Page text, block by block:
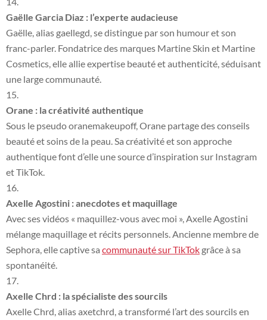
Gaëlle Garcia Diaz : l’experte audacieuse
Gaëlle, alias gaellegd, se distingue par son humour et son
franc-parler. Fondatrice des marques Martine Skin et Martine
Cosmetics, elle allie expertise beauté et authenticité, séduisant
une large communauté.
Orane : la créativité authentique
Sous le pseudo oranemakeupoff, Orane partage des conseils
beauté et soins de la peau. Sa créativité et son approche
authentique font d’elle une source d’inspiration sur Instagram
et TikTok.
Axelle Agostini : anecdotes et maquillage
Avec ses vidéos « maquillez-vous avec moi », Axelle Agostini
mélange maquillage et récits personnels. Ancienne membre de
Sephora, elle captive sa communauté sur TikTok grâce à sa
spontanéité.
Axelle Chrd : la spécialiste des sourcils
Axelle Chrd, alias axetchrd, a transformé l’art des sourcils en